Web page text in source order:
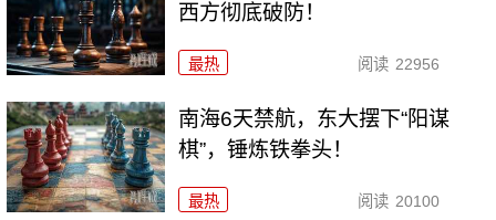
西方彻底破防！
最热 阅读 22956
南海6天禁航，东大摆下“阳谋
棋”，锤炼铁拳头！
最热 阅读 20100